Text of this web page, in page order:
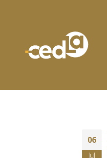
06
Jul